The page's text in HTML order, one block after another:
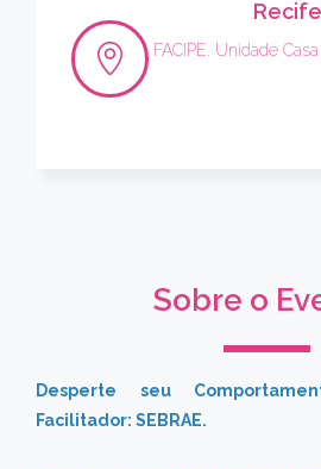
FACIPE. Unidade
Sobre o
Desperte seu
Facilitador: SEBRAE.